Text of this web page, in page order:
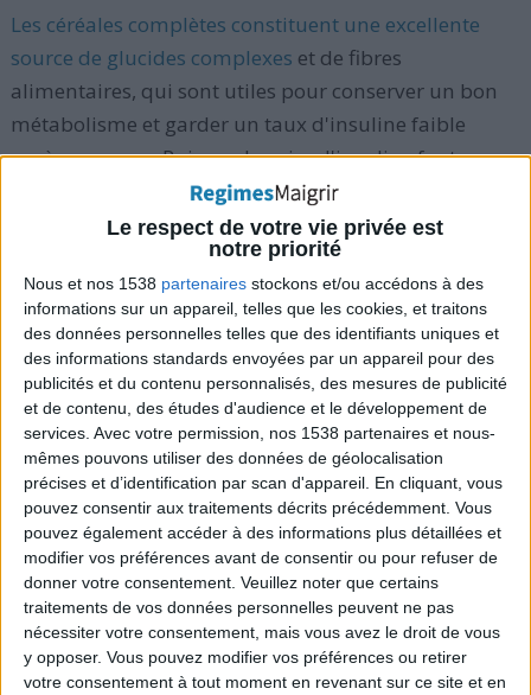
Le respect de votre vie privée est
notre priorité
Nous et nos 1538 partenaires stockons et/ou accédons à des
informations sur un appareil, telles que les cookies, et traitons
des données personnelles telles que des identifiants uniques et
des informations standards envoyées par un appareil pour des
publicités et du contenu personnalisés, des mesures de publicité
et de contenu, des études d'audience et le développement de
services. Avec votre permission, nos 1538 partenaires et nous-
mêmes pouvons utiliser des données de géolocalisation
précises et d’identification par scan d'appareil. En cliquant, vous
pouvez consentir aux traitements décrits précédemment. Vous
pouvez également accéder à des informations plus détaillées et
modifier vos préférences avant de consentir ou pour refuser de
donner votre consentement. Veuillez noter que certains
traitements de vos données personnelles peuvent ne pas
nécessiter votre consentement, mais vous avez le droit de vous
y opposer. Vous pouvez modifier vos préférences ou retirer
votre consentement à tout moment en revenant sur ce site et en
Les céréales complètes constituent une excellente
source de glucides complexes et de fibres
alimentaires, qui sont utiles pour conserver un bon
métabolisme et garder un taux d'insuline faible
après un repas. Puisque les pics d'insuline font
penser à votre corps qu'il est temps de stocker des
lipides, manger les aliments qui diminuent le taux
Afin de faire des réserves lipidiques, votre corps
ralentit votre métabolisme. En conséquence, vous
brûlez moins de calories. Pour y remédier et brûler la
graisse plus aisément,mangez des aliments qui
augmentent le métabolisme comme les céréales à
base de grains entiers .
3) Avoine
Il s'agit d'une belle source defibre alimentaire, qui
fait monter votre métabolisme . Et puisque les flocons